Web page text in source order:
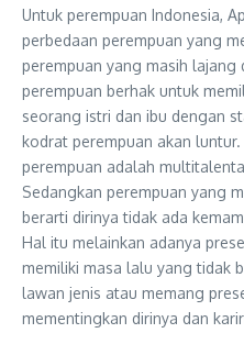
Untuk perempuan Indonesia,
perbedaan perempuan yang
perempuan yang masih lajang
perempuan berhak untuk
seorang istri dan ibu dengan
kodrat perempuan akan
perempuan adalah
Sedangkan perempuan yang
berarti dirinya tidak ada
Hal itu melainkan adanya
memiliki masa lalu yang tidak
lawan jenis atau memang
mementingkan dirinya dan